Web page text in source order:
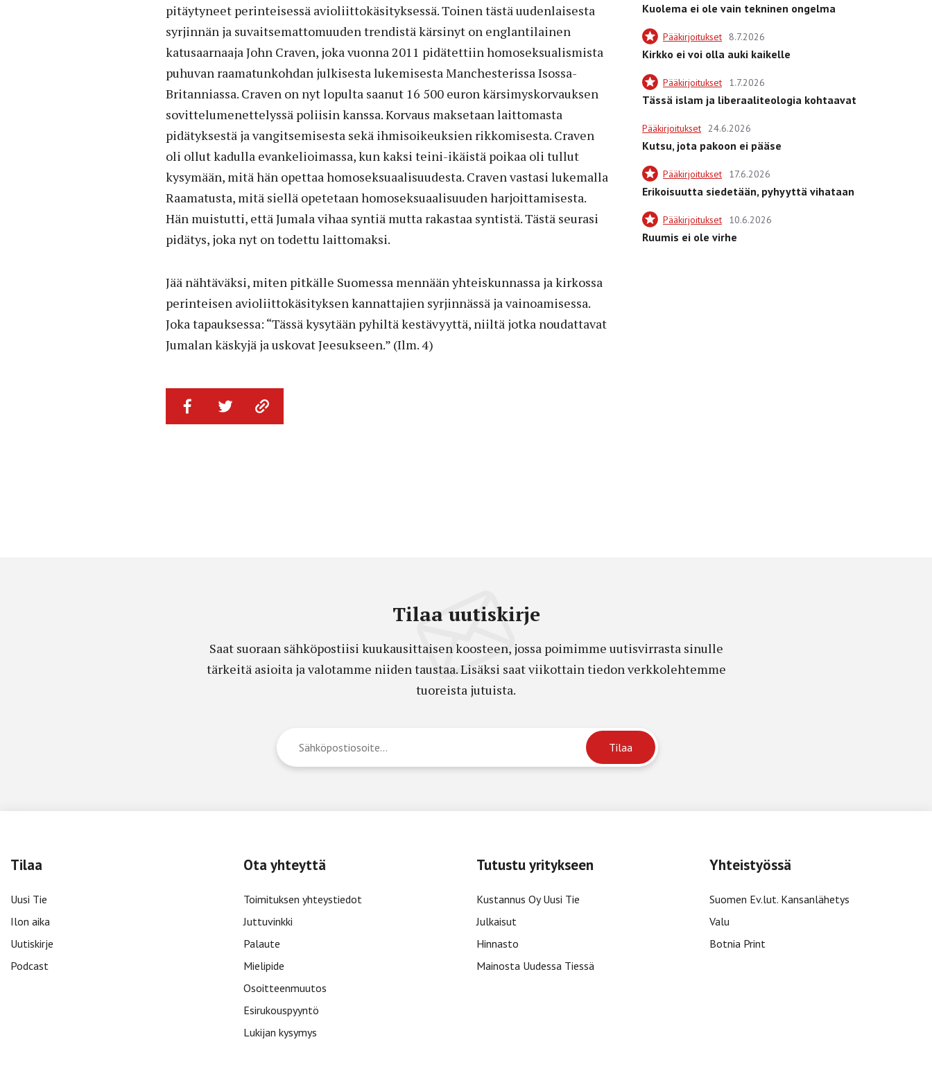
pitäytyneet perinteisessä avioliittokäsityksessä. Toinen tästä uudenlaisesta
syrjinnän ja suvaitsemattomuuden trendistä kärsinyt on englantilainen
katusaarnaaja John Craven, joka vuonna 2011 pidätettiin homoseksualismista
puhuvan raamatunkohdan julkisesta lukemisesta Manchesterissa Isossa-
Britanniassa. Craven on nyt lopulta saanut 16 500 euron kärsimyskorvauksen
sovittelumenettelyssä poliisin kanssa. Korvaus maksetaan laittomasta
pidätyksestä ja vangitsemisesta sekä ihmisoikeuksien rikkomisesta. Craven
oli ollut kadulla evankelioimassa, kun kaksi teini-ikäistä poikaa oli tullut
kysymään, mitä hän opettaa homoseksuaalisuudesta. Craven vastasi lukemalla
Raamatusta, mitä siellä opetetaan homoseksuaalisuuden harjoittamisesta.
Hän muistutti, että Jumala vihaa syntiä mutta rakastaa syntistä. Tästä seurasi
pidätys, joka nyt on todettu laittomaksi.
Jää nähtäväksi, miten pitkälle Suomessa mennään yhteiskunnassa ja kirkossa
perinteisen avioliittokäsityksen kannattajien syrjinnässä ja vainoamisessa.
Joka tapauksessa: “Tässä kysytään pyhiltä kestävyyttä, niiltä jotka noudattavat
Jumalan käskyjä ja uskovat Jeesukseen.” (Ilm. 4)
Kuolema ei ole vain tekninen ongelma
Pääkirjoitukset 8.7.2026
Kirkko ei voi olla auki kaikelle
Pääkirjoitukset 1.7.2026
Tässä islam ja liberaaliteologia kohtaavat
Pääkirjoitukset 24.6.2026
Kutsu, jota pakoon ei pääse
Pääkirjoitukset 17.6.2026
Erikoisuutta siedetään, pyhyyttä vihataan
Pääkirjoitukset 10.6.2026
Ruumis ei ole virhe
Tilaa uutiskirje
Saat suoraan sähköpostiisi kuukausittaisen koosteen, jossa poimimme uutisvirrasta sinulle
tärkeitä asioita ja valotamme niiden taustaa. Lisäksi saat viikottain tiedon verkkolehtemme
tuoreista jutuista.
Tilaa
Uusi Tie
Ilon aika
Uutiskirje
Podcast
Ota yhteyttä
Toimituksen yhteystiedot
Juttuvinkki
Palaute
Mielipide
Osoitteenmuutos
Esirukouspyyntö
Lukijan kysymys
Tutustu yritykseen
Kustannus Oy Uusi Tie
Julkaisut
Hinnasto
Mainosta Uudessa Tiessä
Yhteistyössä
Suomen Ev.lut. Kansanlähetys
Valu
Botnia Print